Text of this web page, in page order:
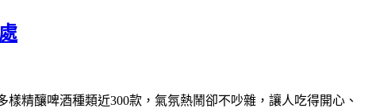
精釀啤酒種類近300款，氣氛熱鬧卻不吵雜，讓人吃得開心、